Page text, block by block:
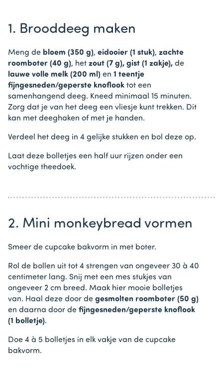
1. Brooddeeg maken
Meng de bloem (350 g), eidooier (1 stuk), zachte
roomboter (40 g), het zout (7 g), gist (1 zakje), de
lauwe volle melk (200 ml) en 1 teentje
fijngesneden/geperste knoflook tot een
samenhangend deeg. Kneed minimaal 15 minuten.
Zorg dat je van het deeg een vliesje kunt trekken. Dit
kan met deeghaken of met je handen.
Verdeel het deeg in 4 gelijke stukken en bol deze op.
Laat deze bolletjes een half uur rijzen onder een
vochtige theedoek.
2. Mini monkeybread vormen
Smeer de cupcake bakvorm in met boter.
Rol de bollen uit tot 4 strengen van ongeveer 30 à 40
centimeter lang. Snij met een mes stukjes van
ongeveer 2 cm breed. Maak hier mooie bolletjes
van. Haal deze door de gesmolten roomboter (50 g)
en daarna door de fijngesneden/geperste knoflook
(1 bolletje).
Doe 4 à 5 bolletjes in elk vakje van de cupcake
bakvorm.